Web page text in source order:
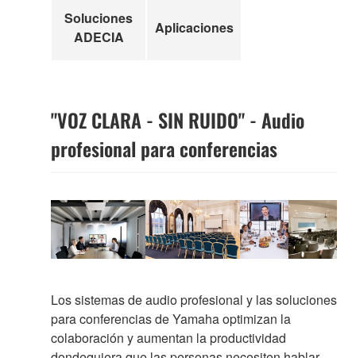
Soluciones
ADECIA
Aplicaciones
"VOZ CLARA - SIN RUIDO" - Audio
profesional para conferencias
Los sistemas de audio profesional y las soluciones
para conferencias de Yamaha optimizan la
colaboración y aumentan la productividad